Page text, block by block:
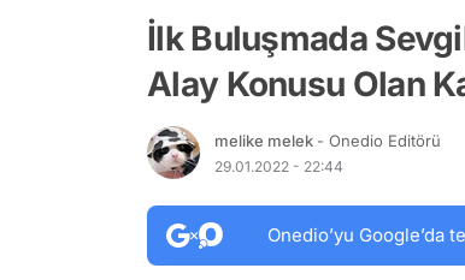
İlk Buluşmada
Alay Konusu Olan
melike melek - Onedio Editörü
29.01.2022 - 22:44
Onedio’yu Google’da